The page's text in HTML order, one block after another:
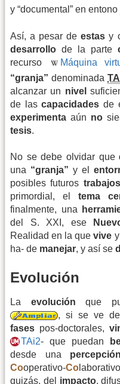
y “documental” en entono
Así, a pesar deestas y
desarrollo de la parte
recurso
Máquina
“granja” denominada
alcanzar un nivel
de lascapacidades de
experimenta aún no
tesis.
No se debe olvidar que
una “granja” y el
posibles futuros trabajos
primordial, el tema
finalmente, una
del S. XXI, ese
Realidad en la quevive
ha- de manejar, y así se
Evolución
La evolución que
, si se ve de
fases pos-doctorales,
TAi2- que puedan
desde una percepción
Cooperativo-Co
quizás, del impacto,